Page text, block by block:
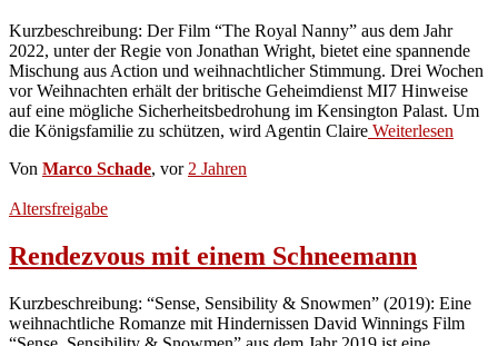
Kurzbeschreibung: Der Film “The Royal Nanny” aus dem Jahr
2022, unter der Regie von Jonathan Wright, bietet eine spannende
Mischung aus Action und weihnachtlicher Stimmung. Drei Wochen
vor Weihnachten erhält der britische Geheimdienst MI7 Hinweise
auf eine mögliche Sicherheitsbedrohung im Kensington Palast. Um
die Königsfamilie zu schützen, wird Agentin Claire Weiterlesen
Von Marco Schade, vor 2 Jahren
Altersfreigabe
Rendezvous mit einem Schneemann
Kurzbeschreibung: “Sense, Sensibility & Snowmen” (2019): Eine
weihnachtliche Romanze mit Hindernissen David Winnings Film